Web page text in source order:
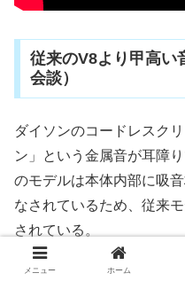
従来のV8より甲高い
会談）
ダイソンのコードレスク
ン」という金属音が耳障
のモデルは本体内部に吸
なされているため、従来
されている。
ダイソンによると、V8
メニュー ホーム